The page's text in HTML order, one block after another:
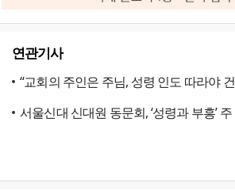
연관기사
“교회의 주인은 주님, 성령 인도 따라야 건
서울신대 신대원 동문회, ‘성령과 부흥’ 주